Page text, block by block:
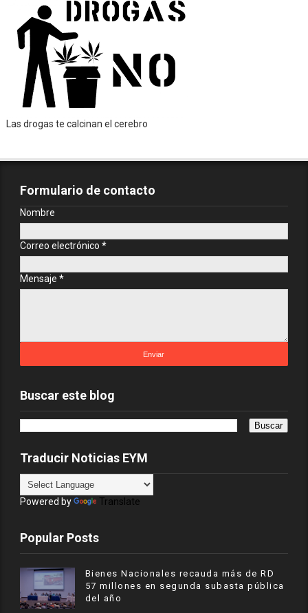
Las drogas te calcinan el cerebro
Formulario de contacto
Nombre
Correo electrónico *
Mensaje *
Buscar este blog
Traducir Noticias EYM
Powered by Translate
Popular Posts
Bienes Nacionales recauda más de RD
57 millones en segunda subasta pública
del año